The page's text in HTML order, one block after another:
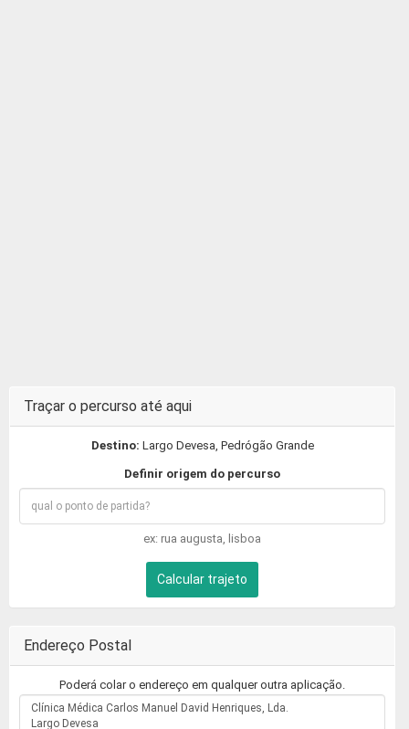
Traçar o percurso até aqui
Destino: Largo Devesa, Pedrógão Grande
Definir origem do percurso
ex: rua augusta, lisboa
Calcular trajeto
Endereço Postal
Poderá colar o endereço em qualquer outra aplicação.